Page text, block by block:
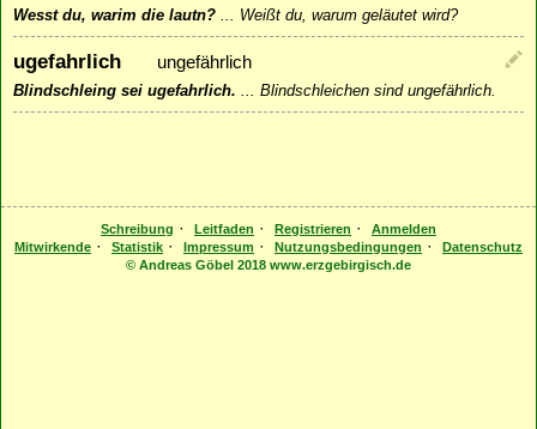
Wesst du, warim die lautn? ... Weißt du, warum geläutet wird?
ugefahrlich ungefährlich
Blindschleing sei ugefahrlich. ... Blindschleichen sind ungefährlich.
Schreibung · Leitfaden · Registrieren ·
Anmelden
Mitwirkende · Statistik · Impressum · Nutzungsbedingungen ·
Datenschutz
© Andreas Göbel 2018 www.erzgebirgisch.de